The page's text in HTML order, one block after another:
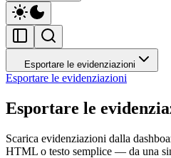
Esportare le evidenziazioni
Esportare le evidenziazioni
Esportare le
Scarica evidenziazioni dalla
HTML o testo semplice — da una